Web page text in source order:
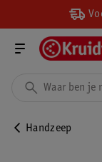
Handzeep